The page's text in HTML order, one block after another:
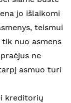
jo išlaikomi
teismui
nuo asmens
ne
asmuo turi
kreditorių